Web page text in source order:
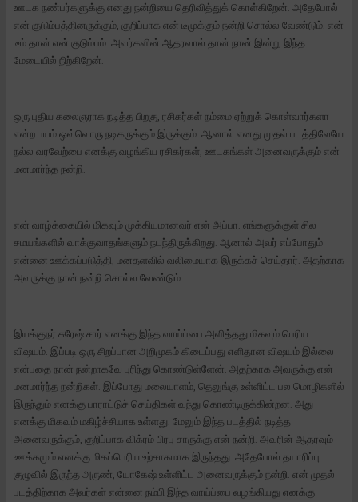
ஊடக நண்பர்களுக்கு எனது நன்றியை தெரிவித்துக் கொள்கிறேன். அதேபோல்
என் குடும்பத்தினருக்கும், குறிப்பாக என் டீமுக்கும் நன்றி சொல்ல வேண்டும். என்
டீம் தான் என் குடும்பம். அவர்களின் ஆதரவால் தான் நான் இன்று இந்த
மேடையில் நிற்கிறேன்.
ஒரு புதிய கலைஞராக நடித்த பிறகு, ரசிகர்கள் நம்மை ஏற்றுக் கொள்வார்களா
என்ற பயம் ஒவ்வொரு நடிகருக்கும் இருக்கும். ஆனால் எனது முதல் படத்திலேயே
நல்ல வரவேற்பை எனக்கு வழங்கிய ரசிகர்கள், ஊடகங்கள் அனைவருக்கும் என்
மனமார்ந்த நன்றி.
என் வாழ்க்கையில் மிகவும் முக்கியமானவர் என் அப்பா. எங்களுக்குள் சில
சமயங்களில் வாக்குவாதங்களும் நடந்திருக்கிறது. ஆனால் அவர் எப்போதும்
என்னை ஊக்கப்படுத்தி, மனதளவில் வலிமையாக இருக்கச் செய்தார். அதற்காக
அவருக்கு நான் நன்றி சொல்ல வேண்டும்.
இயக்குநர் சுரேஷ் சார் எனக்கு இந்த வாய்ப்பை அளித்தது மிகவும் பெரிய
விஷயம். இப்படி ஒரு சிறப்பான அறிமுகம் கிடைப்பது எளிதான விஷயம் இல்லை
என்பதை நான் நன்றாகவே புரிந்து கொண்டுள்ளேன். அதற்காக அவருக்கு என்
மனமார்ந்த நன்றிகள். இப்போது மலையாளம், தெலுங்கு உள்ளிட்ட பல மொழிகளில்
இருந்தும் எனக்கு பாராட்டுச் செய்திகள் வந்து கொண்டிருக்கின்றன. அது
எனக்கு மிகவும் மகிழ்ச்சியாக உள்ளது. மேலும் இந்த படத்தில் நடித்த
அனைவருக்கும், குறிப்பாக விக்ரம் பிரபு சாருக்கு என் நன்றி. அவரின் ஆதரவும்
ஊக்கமும் எனக்கு மிகப்பெரிய உற்சாகமாக இருந்தது. அதேபோல் தயாரிப்பு
குழுவில் இருந்த அருண், யோகேஷ் உள்ளிட்ட அனைவருக்கும் நன்றி. என் முதல்
படத்திற்காக அவர்கள் என்னை நம்பி இந்த வாய்ப்பை வழங்கியது எனக்கு